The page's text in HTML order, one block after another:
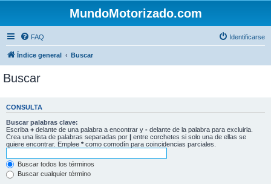
MundoMotorizado.com
FAQ Identificarse
Índice general Buscar
Buscar
CONSULTA
Buscar palabras clave:
Escriba + delante de una palabra a encontrar y - delante de la palabra para excluirla.
Crea una lista de palabras separadas por | entre corchetes si solo una de ellas se
quiere encontrar. Emplee * como comodín para coincidencias parciales.
Buscar todos los términos
Buscar cualquier término